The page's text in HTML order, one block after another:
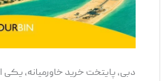
دبی، پایتخت خرید خاورمیانه، یکی